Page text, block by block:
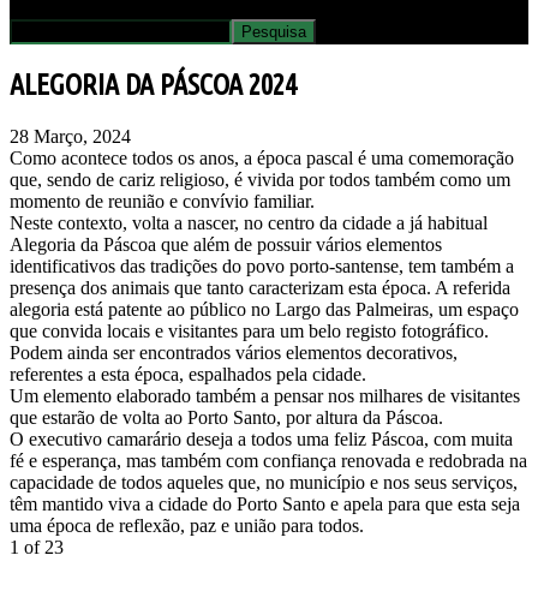
ALEGORIA DA PÁSCOA 2024
28 Março, 2024
Como acontece todos os anos, a época pascal é uma comemoração
que, sendo de cariz religioso, é vivida por todos também como um
momento de reunião e convívio familiar.
Neste contexto, volta a nascer, no centro da cidade a já habitual
Alegoria da Páscoa que além de possuir vários elementos
identificativos das tradições do povo porto-santense, tem também a
presença dos animais que tanto caracterizam esta época. A referida
alegoria está patente ao público no Largo das Palmeiras, um espaço
que convida locais e visitantes para um belo registo fotográfico.
Podem ainda ser encontrados vários elementos decorativos,
referentes a esta época, espalhados pela cidade.
Um elemento elaborado também a pensar nos milhares de visitantes
que estarão de volta ao Porto Santo, por altura da Páscoa.
O executivo camarário deseja a todos uma feliz Páscoa, com muita
fé e esperança, mas também com confiança renovada e redobrada na
capacidade de todos aqueles que, no município e nos seus serviços,
têm mantido viva a cidade do Porto Santo e apela para que esta seja
uma época de reflexão, paz e união para todos.
1 of 23